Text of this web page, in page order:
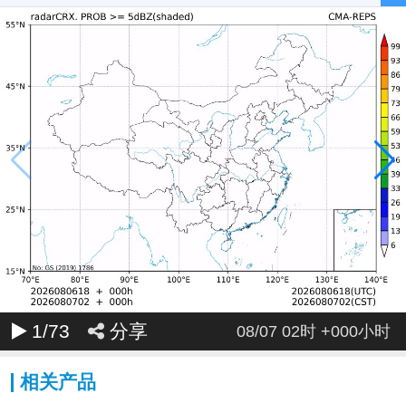
008 009 010 011 012 013 014 015
016 020 021 022 023
025 026 027 028 029 030 031
032 033 034 035 036 037 038
040 042 043 044 045
048 049 050 051 052 053 054 055
056 057 058 059 060 061 063
064 065 070 071
072
1/73 分享 08/07 02时 +000小时
相关产品